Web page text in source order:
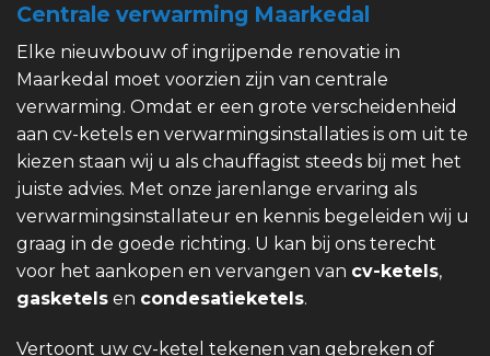
Centrale verwarming Maarkedal
Elke nieuwbouw of ingrijpende renovatie in
Maarkedal moet voorzien zijn van centrale
verwarming. Omdat er een grote verscheidenheid
aan cv-ketels en verwarmingsinstallaties is om uit te
kiezen staan wij u als chauffagist steeds bij met het
juiste advies. Met onze jarenlange ervaring als
verwarmingsinstallateur en kennis begeleiden wij u
graag in de goede richting. U kan bij ons terecht
voor het aankopen en vervangen van cv-ketels,
gasketels en condesatieketels.
Vertoont uw cv-ketel tekenen van gebreken of